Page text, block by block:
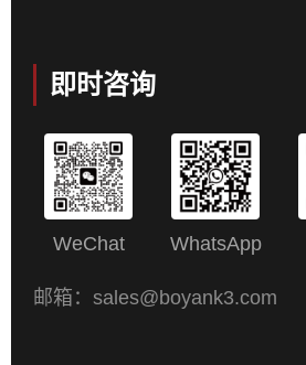
即时咨询
WeChat WhatsApp
邮箱：sales@boyank3.com